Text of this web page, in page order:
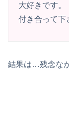
大好きです。
付き合って下
結果は…残念な